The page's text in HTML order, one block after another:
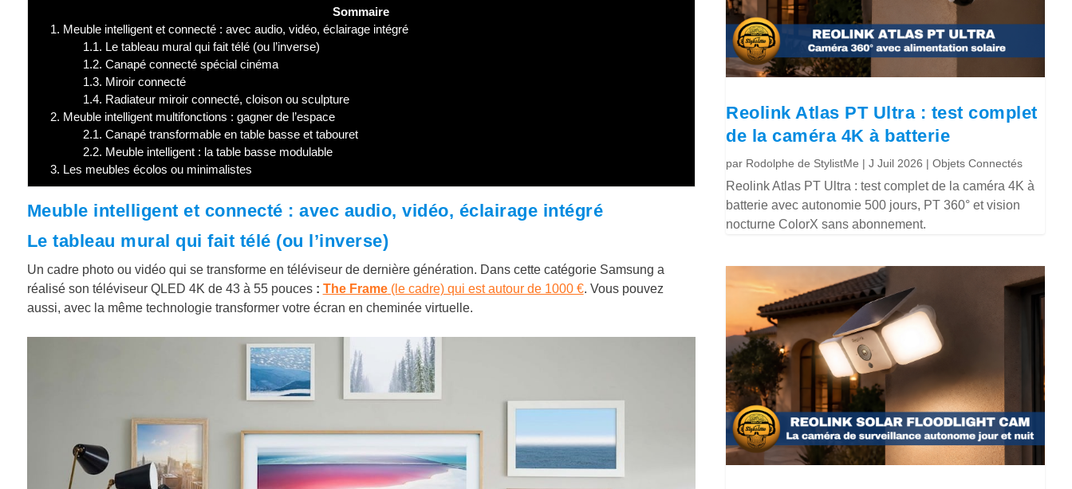
Sommaire
1. Meuble intelligent et connecté : avec audio, vidéo, éclairage intégré
1.1. Le tableau mural qui fait télé (ou l’inverse)
1.2. Canapé connecté spécial cinéma
1.3. Miroir connecté
1.4. Radiateur miroir connecté, cloison ou sculpture
2. Meuble intelligent multifonctions : gagner de l’espace
2.1. Canapé transformable en table basse et tabouret
2.2. Meuble intelligent : la table basse modulable
3. Les meubles écolos ou minimalistes
Meuble intelligent et connecté : avec audio, vidéo, éclairage intégré
Le tableau mural qui fait télé (ou l’inverse)
Un cadre photo ou vidéo qui se transforme en téléviseur de dernière génération. Dans cette catégorie Samsung a
réalisé son téléviseur QLED 4K de 43 à 55 pouces : The Frame(le cadre) qui est autour de 1000 €. Vous pouvez
aussi, avec la même technologie transformer votre écran en cheminée virtuelle.
Reolink Atlas PT Ultra : test complet
de la caméra 4K à batterie
par Rodolphe de StylistMe |J Juil 2026 |Objets Connectés
Reolink Atlas PT Ultra : test complet de la caméra 4K à
batterie avec autonomie 500 jours, PT 360° et vision
nocturne ColorX sans abonnement.